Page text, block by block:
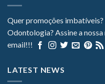
Quer promoções
Odontologia? Assine a
email!!!
LATEST NEWS